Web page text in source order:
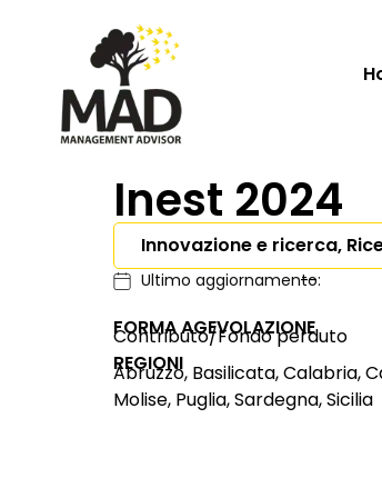
Inest 2024
Innovazione e ricerca,
Ultimo aggiornamento:
--
FORMA AGEVOLAZIONE
Contributo/Fondo perduto
REGIONI
Abruzzo, Basilicata, Calabria,
Molise, Puglia, Sardegna, Sicilia